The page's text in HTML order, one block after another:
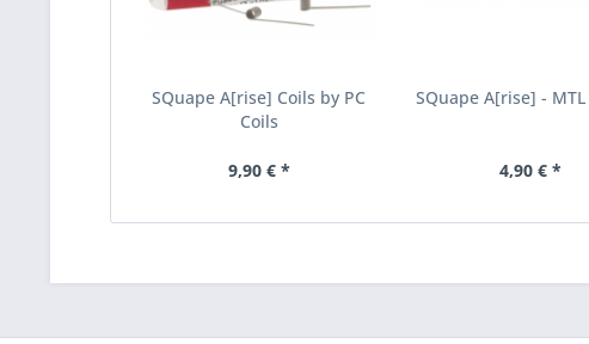
SQuape A[rise] Coils by PC
Coils
9,90 € *
SQuape A[rise] -
4,90 € *